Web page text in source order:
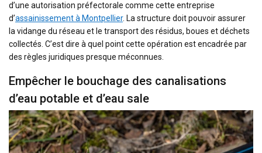
d’une autorisation préfectorale comme cette entreprise
d’assainissement à Montpellier. La structure doit pouvoir assurer
la vidange du réseau et le transport des résidus, boues et déchets
collectés. C’est dire à quel point cette opération est encadrée par
des règles juridiques presque méconnues.
Empêcher le bouchage des canalisations
d’eau potable et d’eau sale